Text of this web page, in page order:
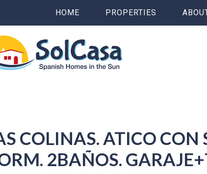
HOME PROPERTIES
COLINAS. ATICO
2BAÑOS.